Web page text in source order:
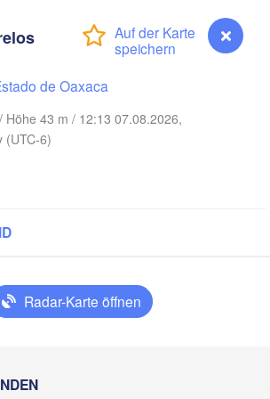
de Oaxaca
Höhe 43 m / 12:13 07.08.2026,
(UTC-6)
Radar-Karte öffnen
Juárez
Veracruz
José María Morelos